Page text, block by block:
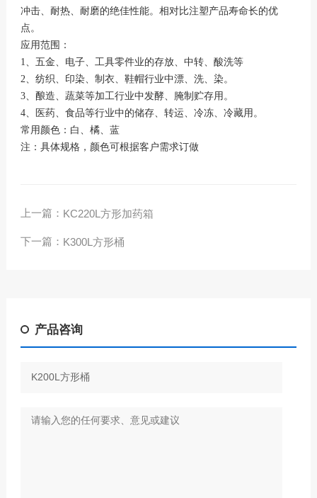
冲击、耐热、耐磨的绝佳性能。相对比注塑产品寿命长的优
点。
应用范围：
1、五金、电子、工具零件业的存放、中转、酸洗等
2、纺织、印染、制衣、鞋帽行业中漂、洗、染。
3、酿造、蔬菜等加工行业中发酵、腌制贮存用。
4、医药、食品等行业中的储存、转运、冷冻、冷藏用。
常用颜色：白、橘、蓝
注：具体规格，颜色可根据客户需求订做
上一篇： KC220L方形加药箱
下一篇： K300L方形桶
产品咨询